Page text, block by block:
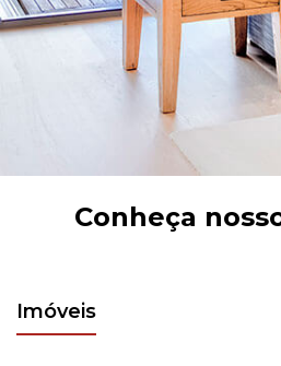
Conheça
Imóveis